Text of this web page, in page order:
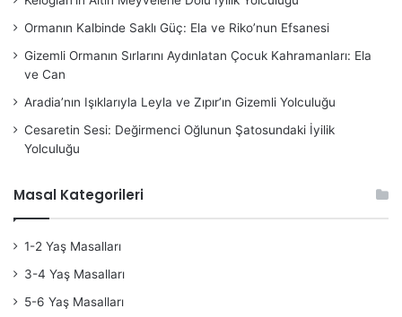
Ormanın Kalbinde Saklı Güç: Ela ve Riko’nun Efsanesi
Gizemli Ormanın Sırlarını Aydınlatan Çocuk Kahramanları: Ela
ve Can
Aradia’nın Işıklarıyla Leyla ve Zıpır’ın Gizemli Yolculuğu
Cesaretin Sesi: Değirmenci Oğlunun Şatosundaki İyilik
Yolculuğu
Masal Kategorileri
1-2 Yaş Masalları
3-4 Yaş Masalları
5-6 Yaş Masalları